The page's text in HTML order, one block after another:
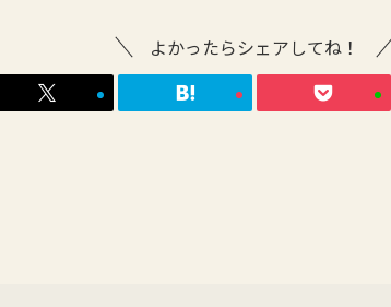
よかったらシェアしてね！